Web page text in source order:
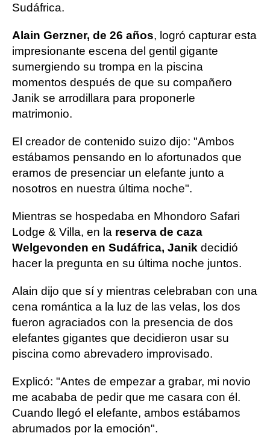
Sudáfrica.
Alain Gerzner, de 26 años, logró capturar esta
impresionante escena del gentil gigante
sumergiendo su trompa en la piscina
momentos después de que su compañero
Janik se arrodillara para proponerle
matrimonio.
El creador de contenido suizo dijo: "Ambos
estábamos pensando en lo afortunados que
eramos de presenciar un elefante junto a
nosotros en nuestra última noche".
Mientras se hospedaba en Mhondoro Safari
Lodge & Villa, en la reserva de caza
Welgevonden en Sudáfrica, Janik decidió
hacer la pregunta en su última noche juntos.
Alain dijo que sí y mientras celebraban con una
cena romántica a la luz de las velas, los dos
fueron agraciados con la presencia de dos
elefantes gigantes que decidieron usar su
piscina como abrevadero improvisado.
Explicó: "Antes de empezar a grabar, mi novio
me acababa de pedir que me casara con él.
Cuando llegó el elefante, ambos estábamos
abrumados por la emoción".